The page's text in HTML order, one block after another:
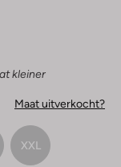
kleiner
Maat uitverkocht?
XXL